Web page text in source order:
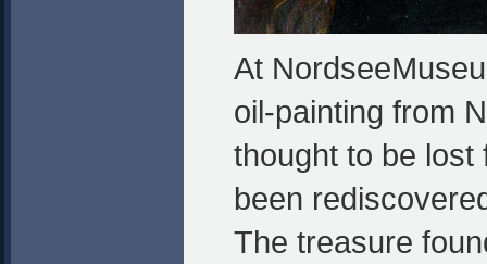
At
oil-painting from
thought to be
been
The treasure